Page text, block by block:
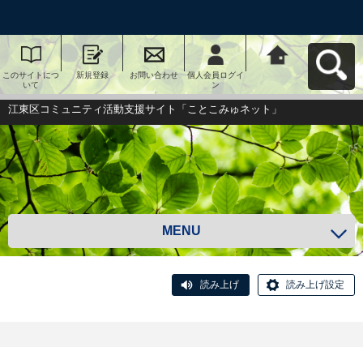
このサイトにつ
いて
新規登録 お問い合わせ
個人会員ログイ
ン
江東区コミュニ
ティ活動支援サ
イト「ことこみ
ゅネット」へ戻
る
江東区コミュニティ活動支援サイト「ことこみゅネット」
MENU
読み上げ 読み上げ設定